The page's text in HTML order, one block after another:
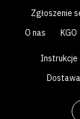
Zgłoszenie
O nas
KGO
Instrukcje
Dostawa